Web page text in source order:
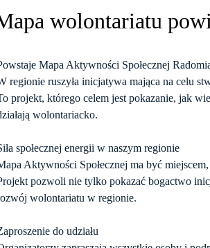
wolontariatu
Mapa Aktywności Społecznej
regionie ruszyła inicjatywa mająca na celu
projekt, którego celem jest pokazanie, jak
wolontariacko.
społecznej energii w naszym regionie
Aktywności Społecznej ma być
pozwoli nie tylko pokazać bogactwo
wolontariatu w regionie.
do udziału